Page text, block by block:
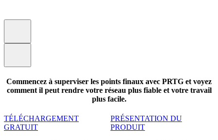
Commencez à superviser les points finaux avec PRTG et voyez
comment il peut rendre votre réseau plus fiable et votre travail
plus facile.
TÉLÉCHARGEMENT
GRATUIT
PRÉSENTATION DU
PRODUIT